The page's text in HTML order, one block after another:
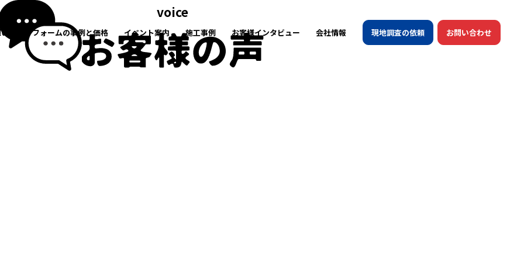
リフォームの事例と価格 イベント案内 施工事例 お客様インタビュー 会社情報 現地調査の依頼 お問い合わせ
voice